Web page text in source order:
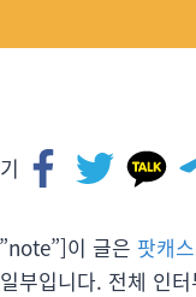
이 글은 팟캐
부입니다. 전체 인